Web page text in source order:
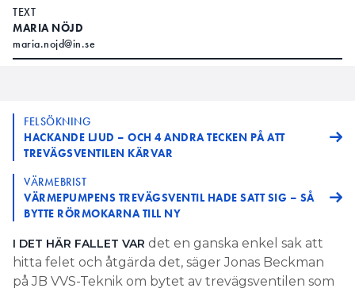
TEXT
MARIA NÖJD
maria.nojd@in.se
FELSÖKNING
HACKANDE LJUD – OCH 4 ANDRA TECKEN PÅ ATT
TREVÄGSVENTILEN KÄRVAR
VÄRMEBRIST
VÄRMEPUMPENS TREVÄGSVENTIL HADE SATT SIG – SÅ
BYTTE RÖRMOKARNA TILL NY
I DET HÄR FALLET VAR det en ganska enkel sak att
hitta felet och åtgärda det, säger Jonas Beckman
på JB VVS-Teknik om bytet av trevägsventilen som